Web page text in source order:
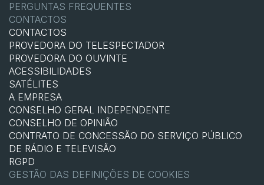
PERGUNTAS FREQUENTES
CONTACTOS
CONTACTOS
PROVEDORA DO TELESPECTADOR
PROVEDORA DO OUVINTE
ACESSIBILIDADES
SATÉLITES
A EMPRESA
CONSELHO GERAL INDEPENDENTE
CONSELHO DE OPINIÃO
CONTRATO DE CONCESSÃO DO SERVIÇO PÚBLICO
DE RÁDIO E TELEVISÃO
RGPD
GESTÃO DAS DEFINIÇÕES DE COOKIES